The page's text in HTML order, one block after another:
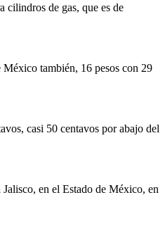
cilindros de gas, que es de
también, 16 pesos con 29
casi 50 centavos por abajo del
en el Estado de México, en